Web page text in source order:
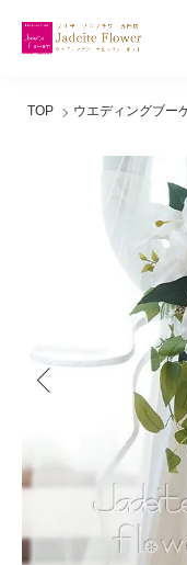
TOP ウエディングブー